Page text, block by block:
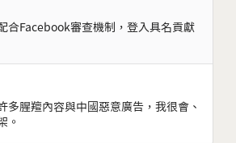
合Facebook審查機制，登入具名貢獻
多腥羶內容與中國惡意廣告，我很會、
。